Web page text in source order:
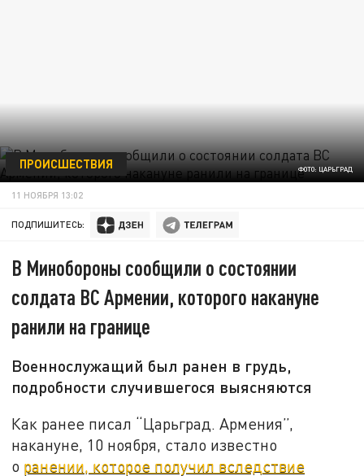
ФОТО: ЦАРЬГРАД
ПРОИСШЕСТВИЯ
11 НОЯБРЯ 13:02
ПОДПИШИТЕСЬ:
В Минобороны сообщили о состоянии
солдата ВС Армении, которого накануне
ранили на границе
Военнослужащий был ранен в грудь,
подробности случившегося выясняются
Как ранее писал “Царьград. Армения”,
накануне, 10 ноября, стало известно
о ранении, которое получил вследствие